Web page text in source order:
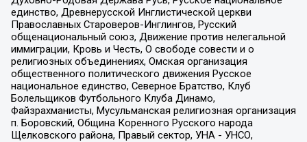
единство, Древнерусской Инглистической церкви
Православных Староверов-Инглингов, Русский
общенациональный союз, Движение против нелегальной
иммиграции, Кровь и Честь, О свободе совести и о
религиозных объединениях, Омская организация
общественного политического движения Русское
национальное единство, Северное Братство, Клуб
Болельщиков Футбольного Клуба Динамо,
Файзрахманисты, Мусульманская религиозная организация
п. Боровский, Община Коренного Русского народа
Щелковского района, Правый сектор, УНА - УНСО,